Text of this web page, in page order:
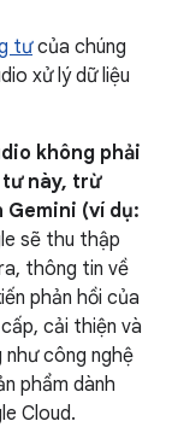
tưcủa chúng
xử lý dữ liệu
không phải
này, trừ
Gemini (ví dụ:
sẽ thu thập
thông tin về
phản hồi của
cải thiện và
công nghệ
phẩm dành
Cloud.